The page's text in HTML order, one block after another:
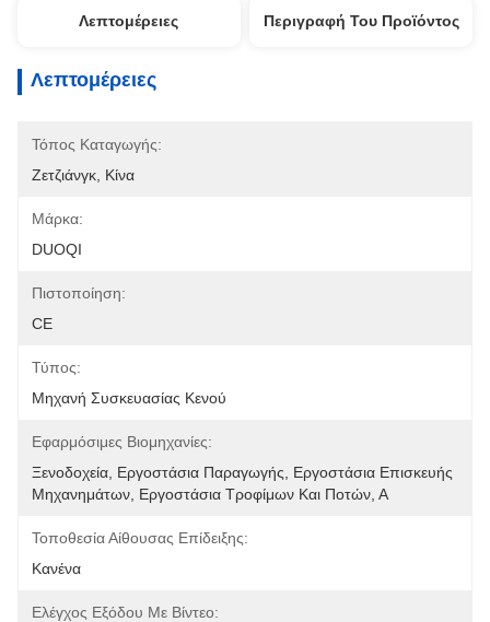
Λεπτομέρειες Περιγραφή Του Προϊόντος
Λεπτομέρειες
Τόπος Καταγωγής:
Ζετζιάνγκ, Κίνα
Μάρκα:
DUOQI
Πιστοποίηση:
CE
Τύπος:
Μηχανή Συσκευασίας Κενού
Εφαρμόσιμες Βιομηχανίες:
Ξενοδοχεία, Εργοστάσια Παραγωγής, Εργοστάσια Επισκευής
Μηχανημάτων, Εργοστάσια Τροφίμων Και Ποτών, Α
Τοποθεσία Αίθουσας Επίδειξης:
Κανένα
Ελέγχος Εξόδου Με Βίντεο: